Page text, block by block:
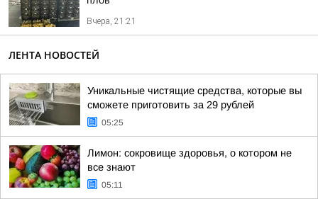
Вчера, 21:21
ЛЕНТА НОВОСТЕЙ
Уникальные чистящие средства, которые вы
сможете приготовить за 29 рублей
05:25
Лимон: сокровище здоровья, о котором не
все знают
05:11